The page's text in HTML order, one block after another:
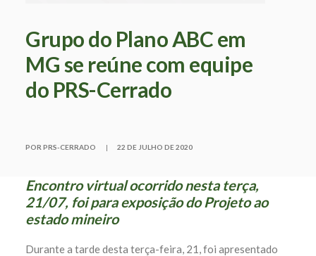
Grupo do Plano ABC em
MG se reúne com equipe
do PRS-Cerrado
POR PRS-CERRADO | 22 DE JULHO DE 2020
Encontro virtual ocorrido nesta terça,
21/07, foi para exposição do Projeto ao
estado mineiro
Durante a tarde desta terça-feira, 21, foi apresentado